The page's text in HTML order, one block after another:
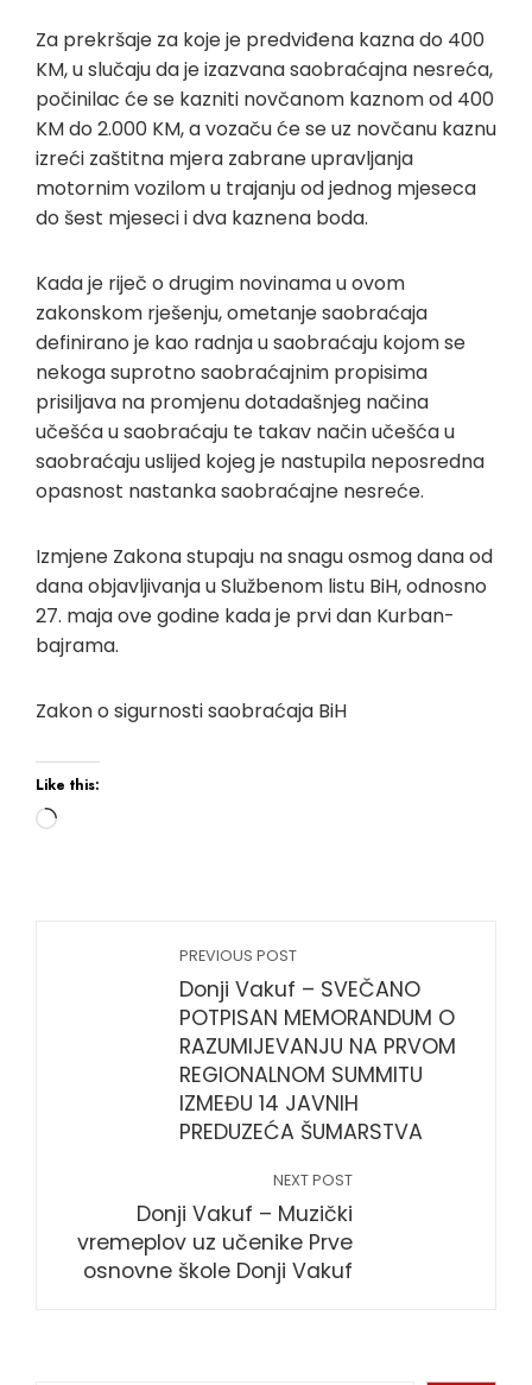
Za prekršaje za koje je predviđena kazna do 400
KM, u slučaju da je izazvana saobraćajna nesreća,
počinilac će se kazniti novčanom kaznom od 400
KM do 2.000 KM, a vozaču će se uz novčanu kaznu
izreći zaštitna mjera zabrane upravljanja
motornim vozilom u trajanju od jednog mjeseca
do šest mjeseci i dva kaznena boda.
Kada je riječ o drugim novinama u ovom
zakonskom rješenju, ometanje saobraćaja
definirano je kao radnja u saobraćaju kojom se
nekoga suprotno saobraćajnim propisima
prisiljava na promjenu dotadašnjeg načina
učešća u saobraćaju te takav način učešća u
saobraćaju uslijed kojeg je nastupila neposredna
opasnost nastanka saobraćajne nesreće.
Izmjene Zakona stupaju na snagu osmog dana od
dana objavljivanja u Službenom listu BiH, odnosno
27. maja ove godine kada je prvi dan Kurban-
bajrama.
Zakon o sigurnosti saobraćaja BiH
Like this:
Loading…
PREVIOUS POST
Donji Vakuf – SVEČANO
POTPISAN MEMORANDUM O
RAZUMIJEVANJU NA PRVOM
REGIONALNOM SUMMITU
IZMEĐU 14 JAVNIH
PREDUZEĆA ŠUMARSTVA
NEXT POST
Donji Vakuf – Muzički
vremeplov uz učenike Prve
osnovne škole Donji Vakuf